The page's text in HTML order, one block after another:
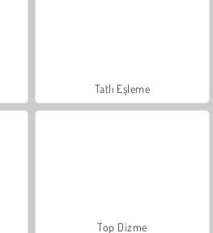
Tatlı Eşleme
Top Dizme